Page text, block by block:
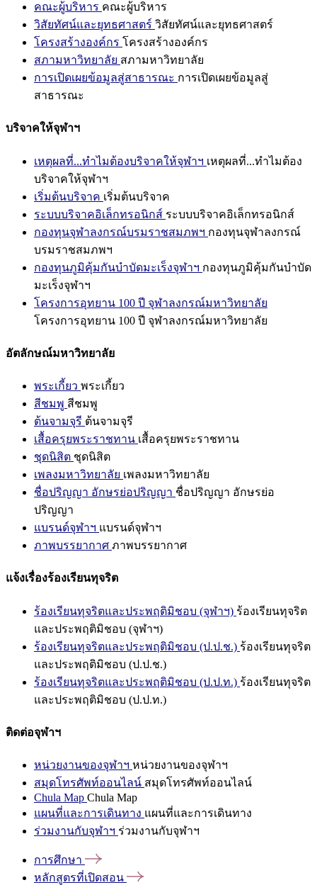
คณะผู้บริหาร คณะผู้บริหาร
วิสัยทัศน์และยุทธศาสตร์ วิสัยทัศน์และยุทธศาสตร์
โครงสร้างองค์กร โครงสร้างองค์กร
สภามหาวิทยาลัย สภามหาวิทยาลัย
การเปิดเผยข้อมูลสู่สาธารณะ การเปิดเผยข้อมูลสู่
สาธารณะ
บริจาคให้จุฬาฯ
เหตุผลที่...ทำไมต้องบริจาคให้จุฬาฯ เหตุผลที่...ทำไมต้อง
บริจาคให้จุฬาฯ
เริ่มต้นบริจาค เริ่มต้นบริจาค
ระบบบริจาคอิเล็กทรอนิกส์ ระบบบริจาคอิเล็กทรอนิกส์
กองทุนจุฬาลงกรณ์บรมราชสมภพฯ กองทุนจุฬาลงกรณ์
บรมราชสมภพฯ
กองทุนภูมิคุ้มกันบำบัดมะเร็งจุฬาฯ กองทุนภูมิคุ้มกันบำบัด
มะเร็งจุฬาฯ
โครงการอุทยาน 100 ปี จุฬาลงกรณ์มหาวิทยาลัย
โครงการอุทยาน 100 ปี จุฬาลงกรณ์มหาวิทยาลัย
อัตลักษณ์มหาวิทยาลัย
พระเกี้ยว พระเกี้ยว
สีชมพู สีชมพู
ต้นจามจุรี ต้นจามจุรี
เสื้อครุยพระราชทาน เสื้อครุยพระราชทาน
ชุดนิสิต ชุดนิสิต
เพลงมหาวิทยาลัย เพลงมหาวิทยาลัย
ชื่อปริญญา อักษรย่อปริญญา ชื่อปริญญา อักษรย่อ
ปริญญา
แบรนด์จุฬาฯ แบรนด์จุฬาฯ
ภาพบรรยากาศ ภาพบรรยากาศ
แจ้งเรื่องร้องเรียนทุจริต
ร้องเรียนทุจริตและประพฤติมิชอบ (จุฬาฯ) ร้องเรียนทุจริต
และประพฤติมิชอบ (จุฬาฯ)
ร้องเรียนทุจริตและประพฤติมิชอบ (ป.ป.ช.) ร้องเรียนทุจริต
และประพฤติมิชอบ (ป.ป.ช.)
ร้องเรียนทุจริตและประพฤติมิชอบ (ป.ป.ท.) ร้องเรียนทุจริต
และประพฤติมิชอบ (ป.ป.ท.)
ติดต่อจุฬาฯ
หน่วยงานของจุฬาฯ หน่วยงานของจุฬาฯ
สมุดโทรศัพท์ออนไลน์ สมุดโทรศัพท์ออนไลน์
Chula Map Chula Map
แผนที่และการเดินทาง แผนที่และการเดินทาง
ร่วมงานกับจุฬาฯ ร่วมงานกับจุฬาฯ
การศึกษา
หลักสูตรที่เปิดสอน